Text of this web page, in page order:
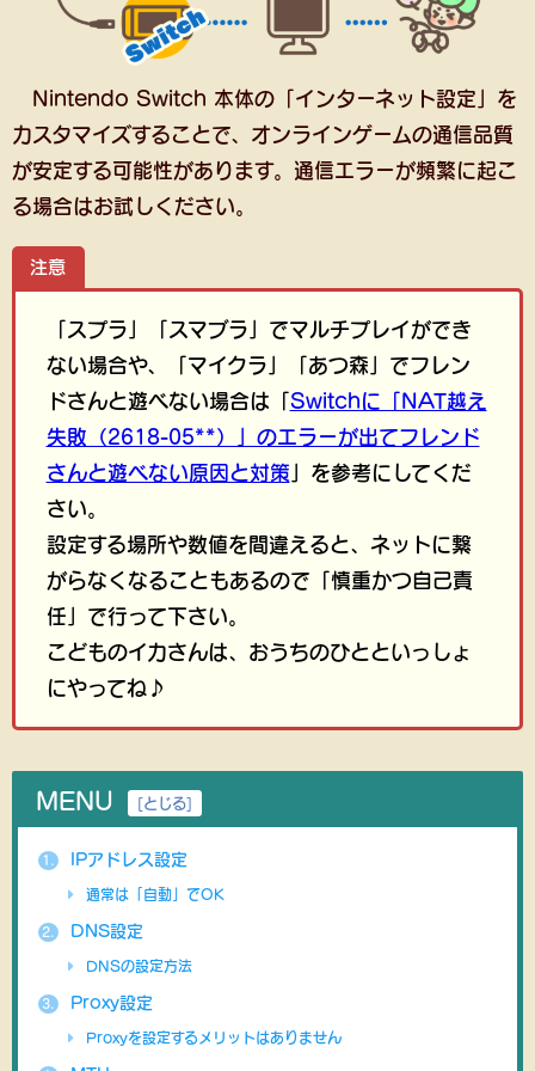
Nintendo Switch 本体の「インターネット設定」を
カスタマイズすることで、オンラインゲームの通信品質
が安定する可能性があります。通信エラーが頻繁に起こ
る場合はお試しください。
注意
「スプラ」「スマブラ」でマルチプレイができ
ない場合や、「マイクラ」「あつ森」でフレン
ドさんと遊べない場合は「 Switchに「NAT越え
失敗（2618-05**）」のエラーが出てフレンド
さんと遊べない原因と対策 」を参考にしてくだ
さい。
設定する場所や数値を間違えると、ネットに繋
がらなくなることもあるので「慎重かつ自己責
任」で行って下さい。
こどものイカさんは、おうちのひとといっしょ
にやってね♪
MENU [とじる]
1. IPアドレス設定
通常は「自動」でOK
2. DNS設定
DNSの設定方法
3. Proxy設定
Proxyを設定するメリットはありません